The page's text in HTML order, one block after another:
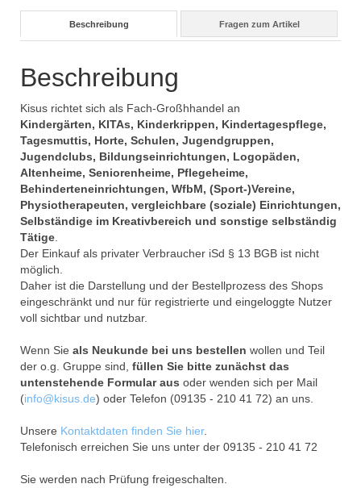
Beschreibung Fragen zum Artikel
Beschreibung
Kisus richtet sich als Fach-Großhhandel an
Kindergärten, KITAs, Kinderkrippen, Kindertagespflege,
Tagesmuttis, Horte, Schulen, Jugendgruppen,
Jugendclubs, Bildungseinrichtungen, Logopäden,
Altenheime, Seniorenheime, Pflegeheime,
Behinderteneinrichtungen, WfbM, (Sport-)Vereine,
Physiotherapeuten, vergleichbare (soziale) Einrichtungen,
Selbständige im Kreativbereich und sonstige selbständig
Tätige
Der Einkauf als privater Verbraucher iSd § 13 BGB ist nicht
möglich.
Daher ist die Darstellung und der Bestellprozess des Shops
eingeschränkt und nur für registrierte und eingeloggte Nutzer
voll sichtbar und nutzbar.
Wenn Sie als Neukunde bei uns bestellen wollen und Teil
der o.g. Gruppe sind, füllen Sie bitte zunächst das
untenstehende Formular aus oder wenden sich per Mail
(info@kisus.de) oder Telefon (09135 - 210 41 72) an uns.
Unsere Kontaktdaten finden Sie hier.
Telefonisch erreichen Sie uns unter der 09135 - 210 41 72
Sie werden nach Prüfung freigeschalten.